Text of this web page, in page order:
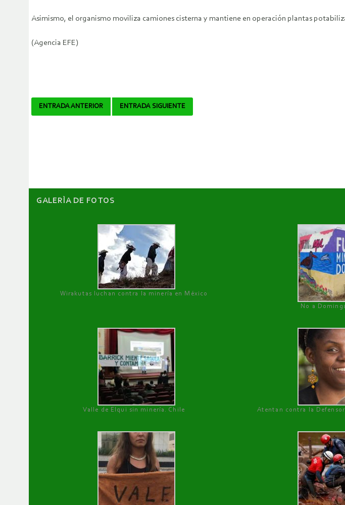
Asimismo, el organismo moviliza camiones cisterna y mantiene en operación plantas
(Agencia EFE)
Navegador
ENTRADA ANTERIOR ENTRADA SIGUIENTE
GALERÌA DE FOTOS
Wirakutas luchan contra la minería en México
No a
Valle de Elqui sin minería. Chile Atentan contra la